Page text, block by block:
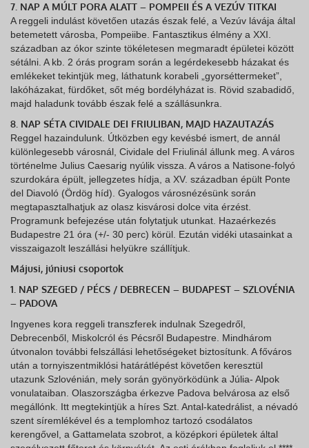
7. NAP A MÚLT PORA ALATT – POMPEII ÉS A VEZÚV TITKAI
A reggeli indulást követően utazás észak felé, a Vezúv lávája által
betemetett városba, Pompeiibe. Fantasztikus élmény a XXI.
században az ókor szinte tökéletesen megmaradt épületei között
sétálni. A kb. 2 órás program során a legérdekesebb házakat és
emlékeket tekintjük meg, láthatunk korabeli „gyorséttermeket”,
lakóházakat, fürdőket, sőt még bordélyházat is. Rövid szabadidő,
majd haladunk tovább észak felé a szállásunkra.
8. NAP SÉTA CIVIDALE DEI FRIULIBAN, MAJD HAZAUTAZÁS
Reggel hazaindulunk. Útközben egy kevésbé ismert, de annál
különlegesebb városnál, Cividale del Friulinál állunk meg. A város
történelme Julius Caesarig nyúlik vissza. A város a Natisone-folyó
szurdokára épült, jellegzetes hídja, a XV. században épült Ponte
del Diavoló (Ördög híd). Gyalogos városnézésünk során
megtapasztalhatjuk az olasz kisvárosi dolce vita érzést.
Programunk befejezése után folytatjuk utunkat. Hazaérkezés
Budapestre 21 óra (+/- 30 perc) körül. Ezután vidéki utasainkat a
visszaigazolt leszállási helyükre szállítjuk.
Májusi, júniusi csoportok
1. NAP SZEGED / PÉCS / DEBRECEN – BUDAPEST – SZLOVÉNIA
– PADOVA
Ingyenes kora reggeli transzferek indulnak Szegedről,
Debrecenből, Miskolcról és Pécsről Budapestre. Mindhárom
útvonalon további felszállási lehetőségeket biztosítunk. A főváros
után a tornyiszentmiklósi határátlépést követően keresztül
utazunk Szlovénián, mely során gyönyörködünk a Júlia- Alpok
vonulataiban. Olaszországba érkezve Padova belvárosa az első
megállónk. Itt megtekintjük a híres Szt. Antal-katedrálist, a névadó
szent síremlékével és a templomhoz tartozó csodálatos
kerengővel, a Gattamelata szobrot, a középkori épületek által